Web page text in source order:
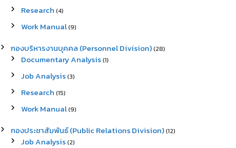
Research (4)
Work Manual(9)
กองบริหารงานบุคคล (Personnel Division)(28)
Documentary Analysis(1)
Job Analysis(3)
Research (15)
Work Manual(9)
กองประชาสัมพันธ์ (Public Relations Division)(12)
Job Analysis(2)